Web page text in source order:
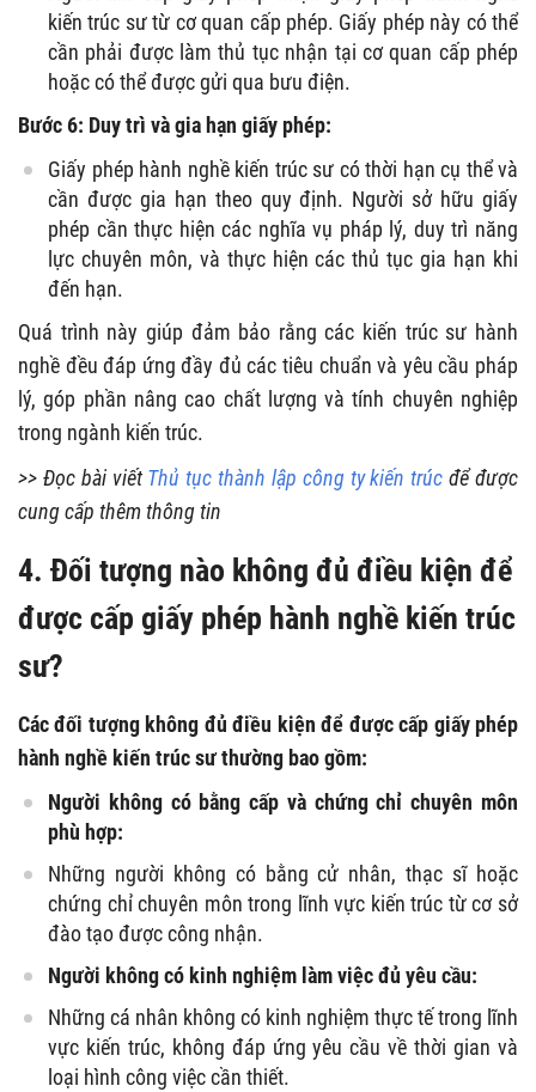
kiến trúc sư từ cơ quan cấp phép. Giấy phép này có thể
cần phải được làm thủ tục nhận tại cơ quan cấp phép
hoặc có thể được gửi qua bưu điện.
Bước 6: Duy trì và gia hạn giấy phép:
Giấy phép hành nghề kiến trúc sư có thời hạn cụ thể và
cần được gia hạn theo quy định. Người sở hữu giấy
phép cần thực hiện các nghĩa vụ pháp lý, duy trì năng
lực chuyên môn, và thực hiện các thủ tục gia hạn khi
đến hạn.
Quá trình này giúp đảm bảo rằng các kiến trúc sư hành
nghề đều đáp ứng đầy đủ các tiêu chuẩn và yêu cầu pháp
lý, góp phần nâng cao chất lượng và tính chuyên nghiệp
trong ngành kiến trúc.
>> Đọc bài viếtThủ tục thành lập công ty kiến trúc để được
cung cấp thêm thông tin
4. Đối tượng nào không đủ điều kiện để
được cấp giấy phép hành nghề kiến trúc
sư?
Các đối tượng không đủ điều kiện để được cấp giấy phép
hành nghề kiến trúc sư thường bao gồm:
Người không có bằng cấp và chứng chỉ chuyên môn
phù hợp:
Những người không có bằng cử nhân, thạc sĩ hoặc
chứng chỉ chuyên môn trong lĩnh vực kiến trúc từ cơ sở
đào tạo được công nhận.
Người không có kinh nghiệm làm việc đủ yêu cầu:
Những cá nhân không có kinh nghiệm thực tế trong lĩnh
vực kiến trúc, không đáp ứng yêu cầu về thời gian và
loại hình công việc cần thiết.